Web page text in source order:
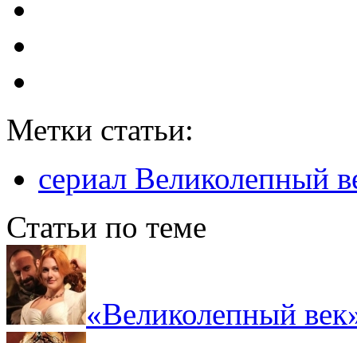
Метки статьи:
сериал Великолепный
Статьи по теме
«Великолепный